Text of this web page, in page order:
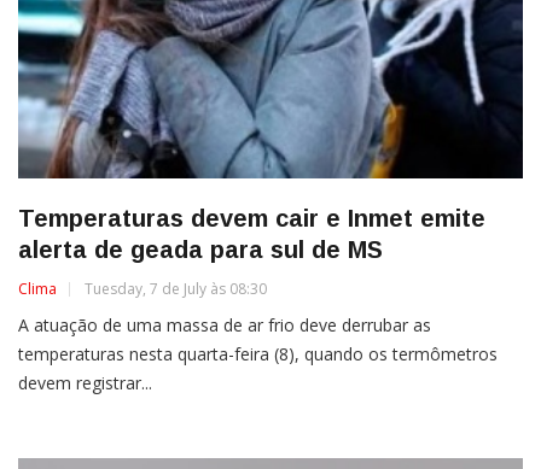
Temperaturas devem cair e Inmet emite
alerta de geada para sul de MS
Clima Tuesday, 7 de July às 08:30
A atuação de uma massa de ar frio deve derrubar as
temperaturas nesta quarta-feira (8), quando os termômetros
devem registrar...